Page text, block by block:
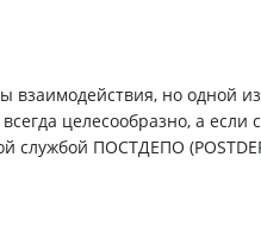
но одной
целесообразно, а
службой ПОСТДЕПО